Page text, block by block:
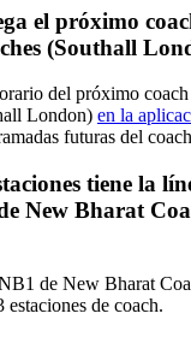
el próximo
(Southall
del próximo
London) en la
futuras del
tiene la
New Bharat
de New Bharat
de coach.